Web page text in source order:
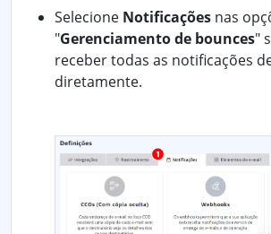
Selecione Notificações nas
"Gerenciamento de bounces"
receber todas as notificações
diretamente.